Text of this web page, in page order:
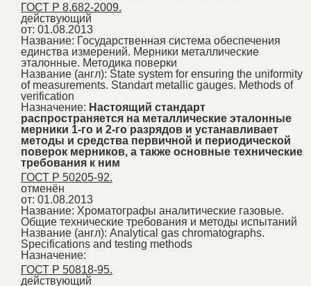
ГОСТ Р 8.682-2009.
действующий
от: 01.08.2013
Название: Государственная система обеспечения
единства измерений. Мерники металлические
эталонные. Методика поверки
Название (англ): State system for ensuring the uniformity
of measurements. Standart metallic gauges. Methods of
verification
Назначение: Настоящий стандарт
распространяется на металлические эталонные
мерники 1-го и 2-го разрядов и устанавливает
методы и средства первичной и периодической
поверок мерников, а также основные технические
требования к ним
ГОСТ Р 50205-92.
отменён
от: 01.08.2013
Название: Хроматографы аналитические газовые.
Общие технические требования и методы испытаний
Название (англ): Analytical gas chromatographs.
Specifications and testing methods
Назначение:
ГОСТ Р 50818-95.
действующий